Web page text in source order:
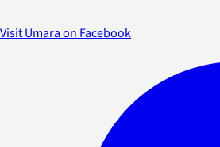
Visit Umara on Facebook